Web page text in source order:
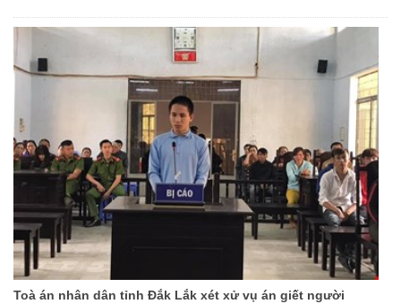
Toà án nhân dân tỉnh Đắk Lắk xét xử vụ án giết người